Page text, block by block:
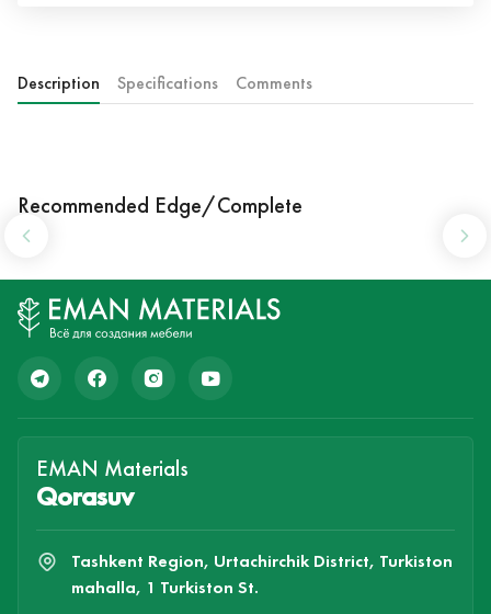
Description Specifications Comments
Recommended Edge/Complete
EMAN Materials
Qorasuv
Tashkent Region, Urtachirchik District, Turkiston
mahalla, 1 Turkiston St.